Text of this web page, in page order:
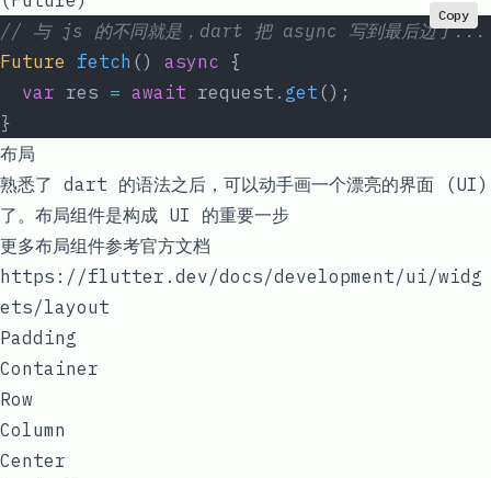
// 与 js 的不同就是，dart 把 async 写到最后边了...
Future fetch () async {
  var
res = await request. get ();
}
Copy
布局
熟悉了 dart 的语法之后，可以动手画一个漂亮的界面 (UI)
了。布局组件是构成 UI 的重要一步
更多布局组件参考官方文档
https://flutter.dev/docs/development/ui/widg
ets/layout
Padding
Container
Row
Column
Center